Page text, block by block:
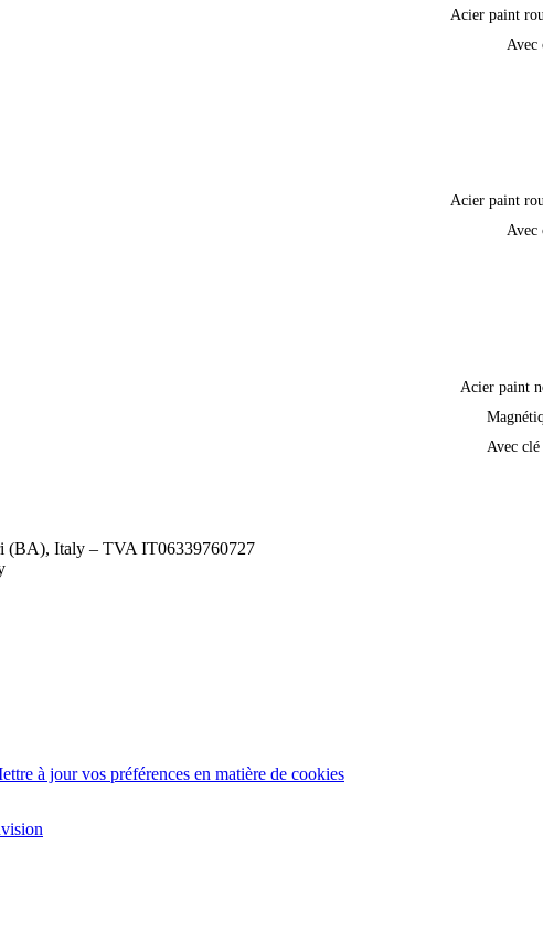
Acier paint
Avec
Acier paint
Avec
Acier paint
Avec clé
(BA), Italy – TVA IT06339760727
à jour vos préférences en matière de cookies